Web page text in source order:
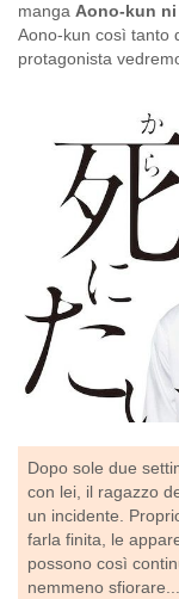
manga Aono-kun
Aono-kun così tanto
protagonista
Dopo sole due
con lei, il ragazzo
un incidente.
farla finita, le
possono così
nemmeno